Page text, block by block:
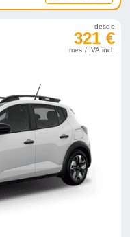
desde
321 €
mes / IVA incl.